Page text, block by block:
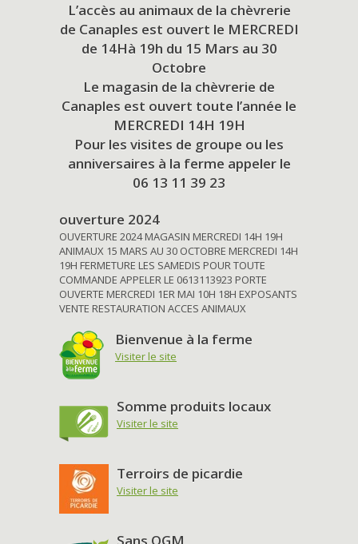
L’accès au animaux de la chèvrerie
de Canaples est ouvert le MERCREDI
de 14Hà 19h du 15 Mars au 30
Octobre
Le magasin de la chèvrerie de
Canaples est ouvert toute l’année le
MERCREDI 14H 19H
Pour les visites de groupe ou les
anniversaires à la ferme appeler le
06 13 11 39 23
ouverture 2024
OUVERTURE 2024 MAGASIN MERCREDI 14H 19H
ANIMAUX 15 MARS AU 30 OCTOBRE MERCREDI 14H
19H FERMETURE LES SAMEDIS POUR TOUTE
COMMANDE APPELER LE 0613113923 PORTE
OUVERTE MERCREDI 1ER MAI 10H 18H EXPOSANTS
VENTE RESTAURATION ACCES ANIMAUX
Bienvenue à la ferme
Visiter le site
Somme produits locaux
Visiter le site
Terroirs de picardie
Visiter le site
Sans OGM